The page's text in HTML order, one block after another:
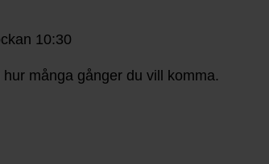
10:30
många gånger du vill komma.